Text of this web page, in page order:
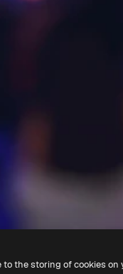
to the storing of cookies